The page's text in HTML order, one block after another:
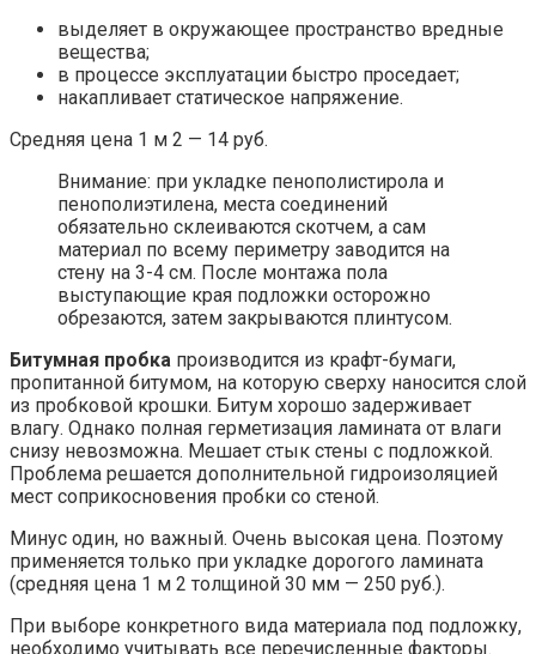
выделяет в окружающее пространство вредные
вещества;
в процессе эксплуатации быстро проседает;
накапливает статическое напряжение.
Средняя цена 1 м 2 — 14 руб.
Внимание: при укладке пенополистирола и
пенополиэтилена, места соединений
обязательно склеиваются скотчем, а сам
материал по всему периметру заводится на
стену на 3-4 см. После монтажа пола
выступающие края подложки осторожно
обрезаются, затем закрываются плинтусом.
Битумная пробка производится из крафт-бумаги,
пропитанной битумом, на которую сверху наносится слой
из пробковой крошки. Битум хорошо задерживает
влагу. Однако полная герметизация ламината от влаги
снизу невозможна. Мешает стык стены с подложкой.
Проблема решается дополнительной гидроизоляцией
мест соприкосновения пробки со стеной.
Минус один, но важный. Очень высокая цена. Поэтому
применяется только при укладке дорогого ламината
(средняя цена 1 м 2 толщиной 30 мм — 250 руб.).
При выборе конкретного вида материала под подложку,
необходимо учитывать все перечисленные факторы.